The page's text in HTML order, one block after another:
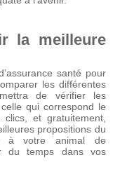
la meilleure
santé pour
les différentes
de vérifier les
qui correspond le
et gratuitement,
propositions du
à votre animal de
du temps dans vos